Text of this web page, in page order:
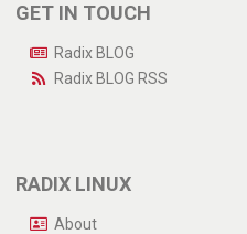
GET IN TOUCH
Radix BLOG
Radix BLOG RSS
RADIX LINUX
About